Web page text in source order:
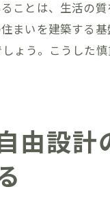
める工夫
参考にする
創造的なアプロー
ことは、生活の
まいを建築する
ょう。こうした
由設